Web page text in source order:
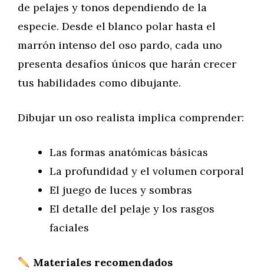
de pelajes y tonos dependiendo de la
especie. Desde el blanco polar hasta el
marrón intenso del oso pardo, cada uno
presenta desafíos únicos que harán crecer
tus habilidades como dibujante.
Dibujar un oso realista implica comprender:
Las formas anatómicas básicas
La profundidad y el volumen corporal
El juego de luces y sombras
El detalle del pelaje y los rasgos
faciales
Materiales recomendados